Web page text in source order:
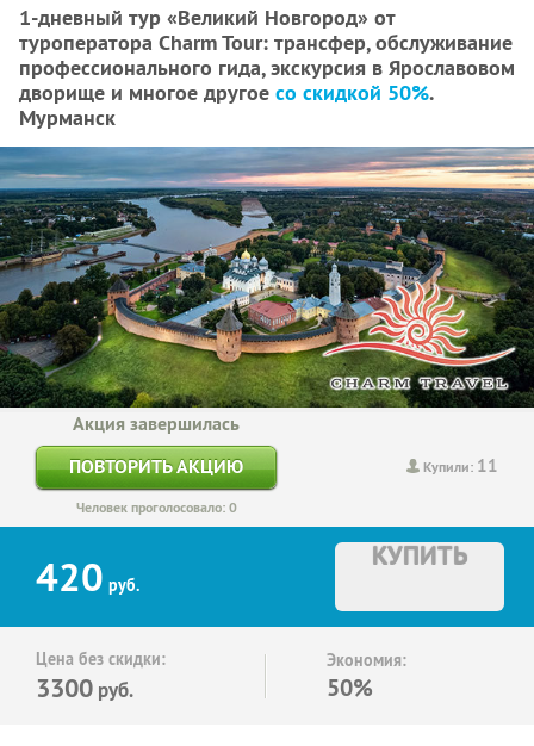
1-дневный тур «Великий Новгород» от
туроператора Charm Tour: трансфер, обслуживание
профессионального гида, экскурсия в Ярославовом
дворище и многое другое со скидкой 50%.
Мурманск
Купили: 11
Акция завершилась
ПОВТОРИТЬ АКЦИЮ
Человек проголосовало: 0
420 руб.
КУПИТЬ
Цена без скидки:
3300 руб.
Экономия:
50%